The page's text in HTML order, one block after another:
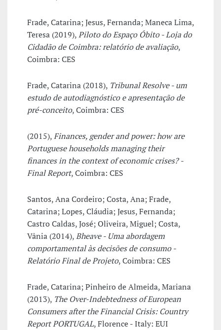
Frade, Catarina; Jesus, Fernanda; Maneca Lima,
Teresa (2019),Piloto do Espaço Óbito - Loja do
Cidadão de Coimbra: relatório de avaliação,
Coimbra: CES
Frade, Catarina (2018), Tribunal Resolve - um
estudo de autodiagnóstico e apresentação de
pré-conceito, Coimbra: CES
(2015),Finances, gender and power: how are
Portuguese households managing their
finances in the context of economic crises? -
Final Report, Coimbra: CES
Santos, Ana Cordeiro; Costa, Ana; Frade,
Catarina; Lopes, Cláudia; Jesus, Fernanda;
Castro Caldas, José; Oliveira, Miguel; Costa,
Vânia (2014),Bheave - Uma abordagem
comportamental às decisões de consumo -
Relatório Final de Projeto, Coimbra: CES
Frade, Catarina; Pinheiro de Almeida, Mariana
(2013), The Over-Indebtedness of European
Consumers after the Financial Crisis: Country
Report PORTUGAL, Florence - Italy: EUI